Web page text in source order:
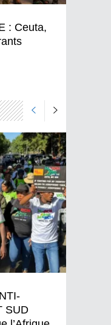
: Ceuta,
SUD